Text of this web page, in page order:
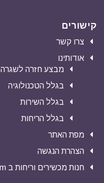
קישורים
צרו קשר
אודותינו
מבצע חזרה לשגרה
בגלל הטכנולוגיה
בגלל השירות
בגלל הריחות
מפת האתר
הצהרת הנגשה
חנות מכשירים וריחות ב Telegram